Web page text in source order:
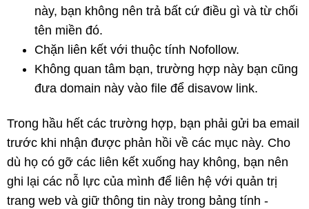
này, bạn không nên trả bất cứ điều gì và từ chối
tên miền đó.
Chặn liên kết với thuộc tính Nofollow.
Không quan tâm bạn, trường hợp này bạn cũng
đưa domain này vào file để disavow link.
Trong hầu hết các trường hợp, bạn phải gửi ba email
trước khi nhận được phản hồi về các mục này. Cho
dù họ có gỡ các liên kết xuống hay không, bạn nên
ghi lại các nỗ lực của mình để liên hệ với quản trị
trang web và giữ thông tin này trong bảng tính -